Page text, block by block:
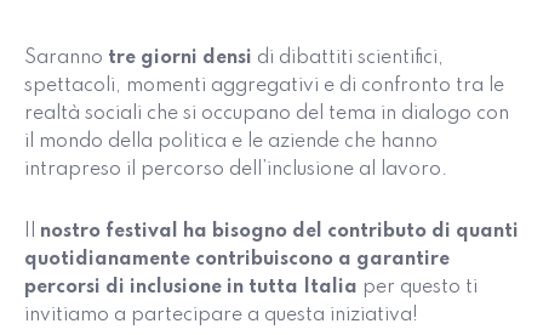
Saranno tre giorni densi di dibattiti scientifici,
spettacoli, momenti aggregativi e di confronto tra le
realtà sociali che si occupano del tema in dialogo con
il mondo della politica e le aziende che hanno
intrapreso il percorso dell’inclusione al lavoro.
nostro festival ha bisogno del contributo di quanti
quotidianamente contribuiscono a garantire
percorsi di inclusione in tutta Italia per questo ti
invitiamo a partecipare a questa iniziativa!